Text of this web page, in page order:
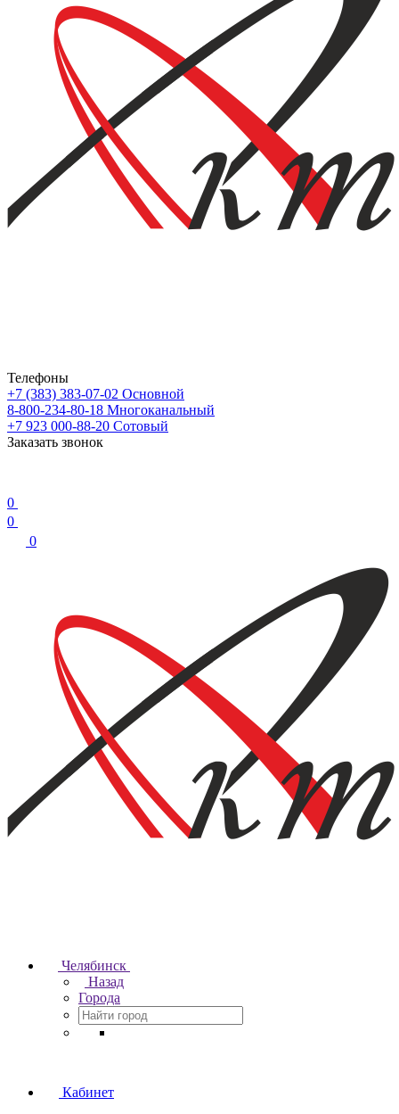
Телефоны
+7 (383) 383-07-02 Основной
8-800-234-80-18 Многоканальный
+7 923 000-88-20 Сотовый
Заказать звонок
0
0
0
Челябинск
Назад
Города
Кабинет